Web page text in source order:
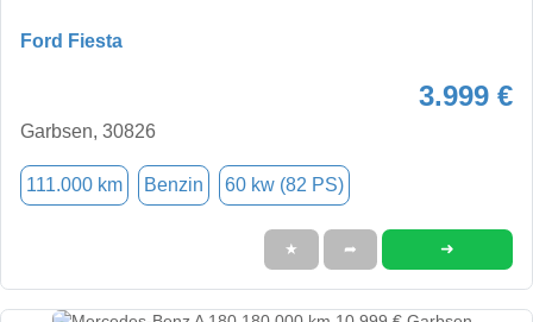
Ford Fiesta
3.999 €
Garbsen, 30826
111.000 km Benzin 60 kw (82 PS)
★ ➦ ➜